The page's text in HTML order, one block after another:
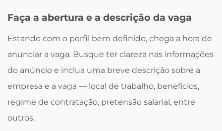
Faça a abertura e a descrição da vaga
Estando com o perfil bem definido, chega a hora de
anunciar a vaga. Busque ter clareza nas informações
do anúncio e inclua uma breve descrição sobre a
empresa e a vaga — local de trabalho, benefícios,
regime de contratação, pretensão salarial, entre
outros.